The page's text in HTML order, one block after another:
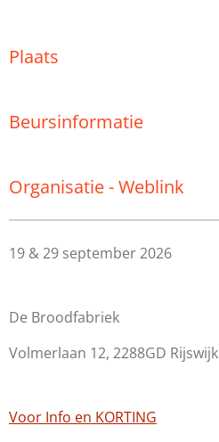
Plaats
Beursinformatie
Organisatie - Weblink
19 & 29 september 2026
De Broodfabriek
Volmerlaan 12, 2288GD Rijswijk
Voor Info en KORTING